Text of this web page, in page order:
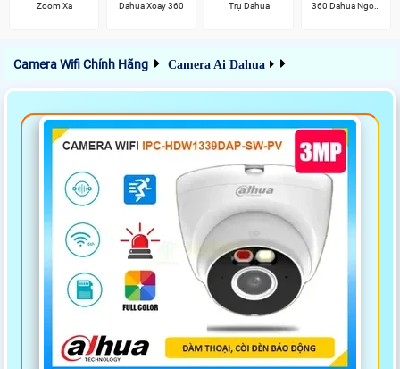
Zoom Xa
Dahua Xoay 360
Trụ Dahua
360 Dahua Ngoài
Camera Wifi Chính Hãng Camera Ai Dahua